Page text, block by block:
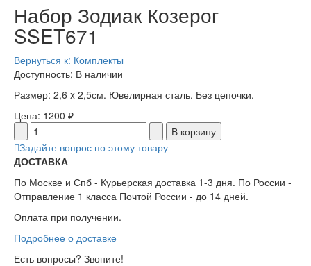
Набор Зодиак Козерог
SSET671
Вернуться к: Комплекты
Доступность: В наличии
Размер: 2,6 x 2,5см. Ювелирная сталь. Без цепочки.
Цена: 1200 ₽
Задайте вопрос по этому товару
ДОСТАВКА
По Москве и Спб - Курьерская доставка 1-3 дня. По России -
Отправление 1 класса Почтой России - до 14 дней.
Оплата при получении.
Подробнее о доставке
Есть вопросы? Звоните!